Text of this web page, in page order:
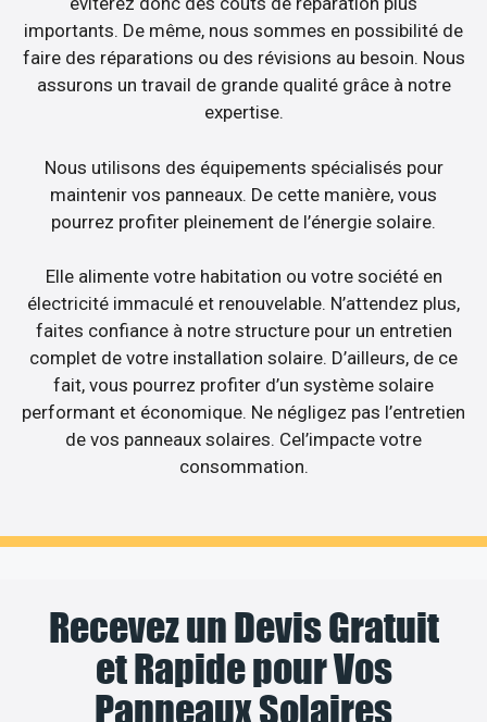
importants. De même, nous sommes en possibilité de
faire des réparations ou des révisions au besoin. Nous
assurons un travail de grande qualité grâce à notre
expertise.
Nous utilisons des équipements spécialisés pour
maintenir vos panneaux. De cette manière, vous
pourrez profiter pleinement de l’énergie solaire.
Elle alimente votre habitation ou votre société en
électricité immaculé et renouvelable. N’attendez plus,
faites confiance à notre structure pour un entretien
complet de votre installation solaire. D’ailleurs, de ce
fait, vous pourrez profiter d’un système solaire
performant et économique. Ne négligez pas l’entretien
de vos panneaux solaires. Cel’impacte votre
consommation.
Recevez un Devis Gratuit
et Rapide pour Vos
Panneaux Solaires